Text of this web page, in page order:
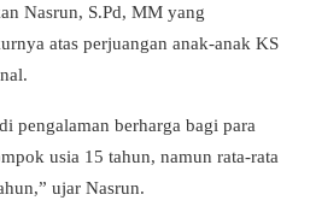
Nasrun, S.Pd, MM yang
atas perjuangan anak-anak KS
pengalaman berharga bagi para
usia 15 tahun, namun rata-rata
ujar Nasrun.